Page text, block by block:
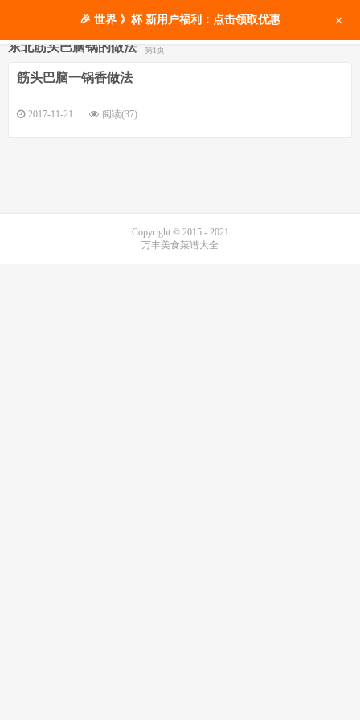
东北筋头巴脑锅的做法 第1页
筋头巴脑一锅香做法
2017-11-21 阅读(37)
Copyright © 2015 - 2021
万丰美食菜谱大全
🎉 世界 》杯 新用户福利：点击领取优惠 ×